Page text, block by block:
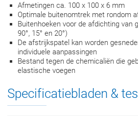
Afmetingen ca. 100 x 100 x 6 mm
Optimale buitenomtrek met rondom
Buitenhoeken voor de afdichting van
90°, 15° en 20°)
De afstrijkspatel kan worden
individuele aanpassingen
Bestand tegen de chemicaliën die
elastische voegen
Specificatiebladen &